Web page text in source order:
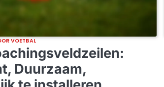
VOETBAL
Duurzaam,